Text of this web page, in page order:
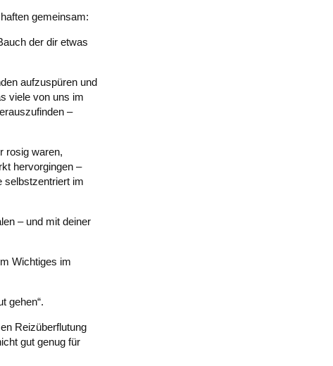
gemeinsam:
der dir etwas
aufzuspüren und
viele von uns im
–
rosig waren,
hervorgingen –
selbstzentriert im
– und mit deiner
Wichtiges im
gehen“.
Reizüberflutung
gut genug für